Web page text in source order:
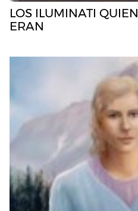
LOS ILUMINATI
ERAN